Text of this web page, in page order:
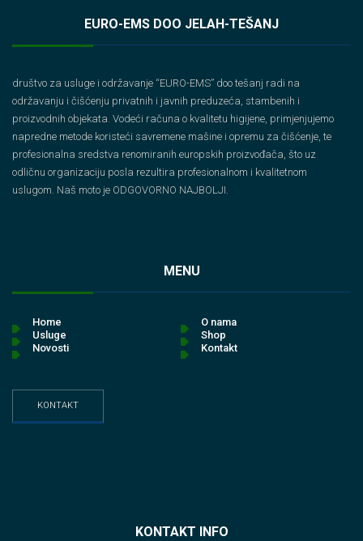
EURO-EMS DOO JELAH-TEŠANJ
društvo za usluge i održavanje “EURO-EMS” doo tešanj radi na
održavanju i čišćenju privatnih i javnih preduzeća, stambenih i
proizvodnih objekata. Vodeći računa o kvalitetu higijene, primjenjujemo
napredne metode koristeći savremene mašine i opremu za čišćenje, te
profesionalna sredstva renomiranih europskih proizvođača, što uz
odličnu organizaciju posla rezultira profesionalnom i kvalitetnom
uslugom. Naš moto je ODGOVORNO NAJBOLJI.
MENU
Home
O nama
Usluge
Shop
Novosti
Kontakt
KONTAKT
KONTAKT INFO